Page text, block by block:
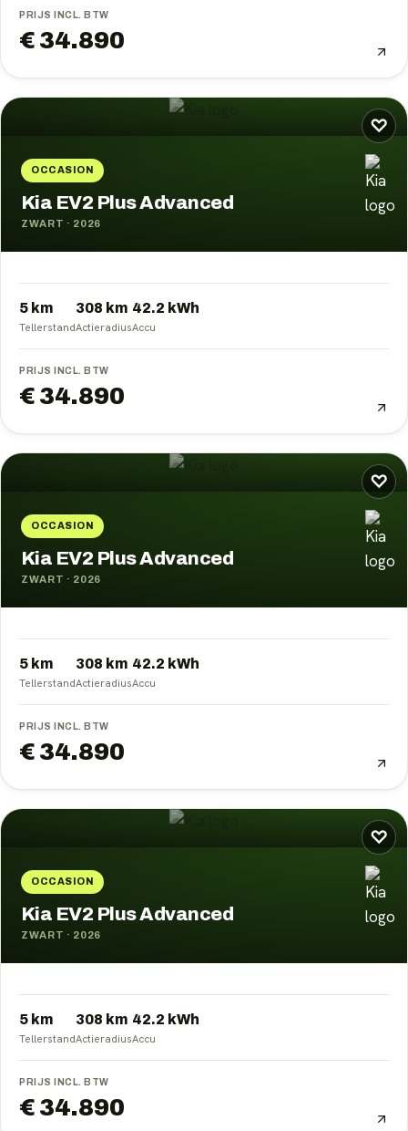
PRIJS INCL. BTW
€ 34.890
♡
OCCASION
Kia EV2 Plus Advanced
ZWART · 2026
5 km
Tellerstand
308 km
Actieradius
42.2 kWh
Accu
PRIJS INCL. BTW
€ 34.890
♡
OCCASION
Kia EV2 Plus Advanced
ZWART · 2026
5 km
Tellerstand
308 km
Actieradius
42.2 kWh
Accu
PRIJS INCL. BTW
€ 34.890
♡
OCCASION
Kia EV2 Plus Advanced
ZWART · 2026
5 km
Tellerstand
308 km
Actieradius
42.2 kWh
Accu
PRIJS INCL. BTW
€ 34.890